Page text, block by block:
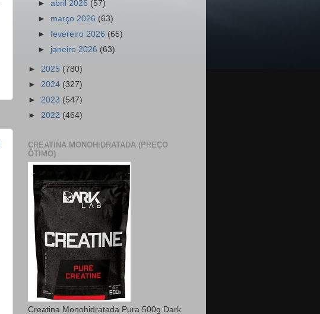
►abril 2026 (57)
► março 2026 (63)
►fevereiro 2026 (65)
► janeiro 2026 (63)
► 2025 (780)
► 2024 (327)
► 2023 (547)
► 2022 (464)
CREATINA MONOHIDRATADA (PREÇO
ÓTIMO)
Creatina Monohidratada Pura 500g Dark